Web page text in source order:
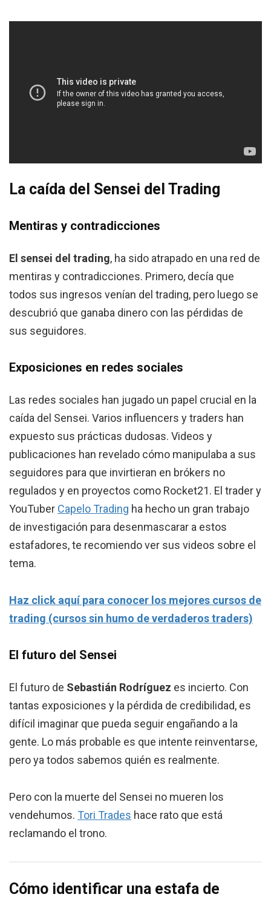
La caída del Sensei del Trading
Mentiras y contradicciones
El sensei del trading, ha sido atrapado en una red de
mentiras y contradicciones. Primero, decía que
todos sus ingresos venían del trading, pero luego se
descubrió que ganaba dinero con las pérdidas de
sus seguidores.
Exposiciones en redes sociales
Las redes sociales han jugado un papel crucial en la
caída del Sensei. Varios influencers y traders han
expuesto sus prácticas dudosas. Videos y
publicaciones han revelado cómo manipulaba a sus
seguidores para que invirtieran en brókers no
regulados y en proyectos como Rocket21. El trader y
YouTuber Capelo Trading ha hecho un gran trabajo
de investigación para desenmascarar a estos
estafadores, te recomiendo ver sus videos sobre el
tema.
Haz click aquí para conocer los mejores cursos de
trading (cursos sin humo de verdaderos traders)
El futuro del Sensei
El futuro de Sebastián Rodríguez es incierto. Con
tantas exposiciones y la pérdida de credibilidad, es
difícil imaginar que pueda seguir engañando a la
gente. Lo más probable es que intente reinventarse,
pero ya todos sabemos quién es realmente.
Pero con la muerte del Sensei no mueren los
vendehumos. Tori Trades hace rato que está
reclamando el trono.
Cómo identificar una estafa de